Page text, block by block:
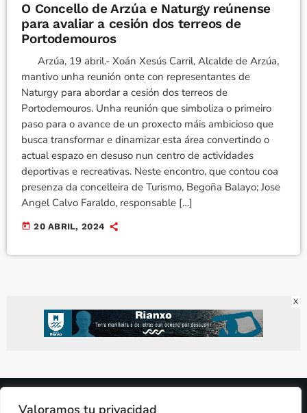
Valoramos tu privacidad
O Concello de Arzúa e Naturgy reúnense
para avaliar a cesión dos terreos de
Portodemouros
Arzúa, 19 abril.- Xoán Xesús Carril, Alcalde de Arzúa,
mantivo unha reunión onte con representantes de
Naturgy para abordar a cesión dos terreos de
Portodemouros. Unha reunión que simboliza o primeiro
paso para o avance de un proxecto máis ambicioso que
busca transformar e dinamizar esta área convertindo o
actual espazo en desuso nun centro de actividades
deportivas e recreativas. Neste encontro, que contou coa
presenza da concelleira de Turismo, Begoña Balayo; Jose
Angel Calvo Faraldo, responsable […]
today 20 ABRIL, 2024
X
2024 © PROPIEDAD DEDEZASETE MEDIA SL